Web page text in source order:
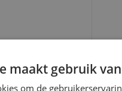
maakt gebruik
om de